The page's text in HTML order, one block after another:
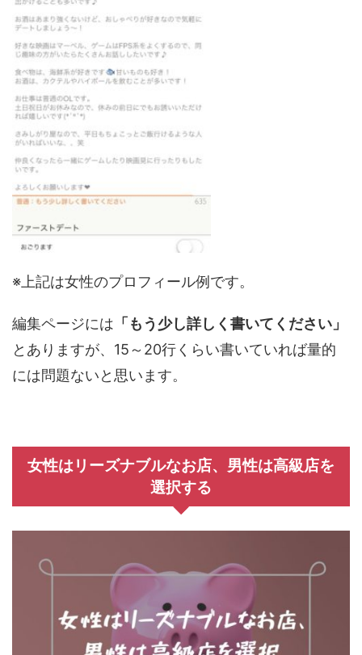
※上記は女性のプロフィール例です。
編集ページには 「もう少し詳しく書いてください」
とありますが、15～20行くらい書いていれば量的
には問題ないと思います。
女性はリーズナブルなお店、男性は高級店を
選択する